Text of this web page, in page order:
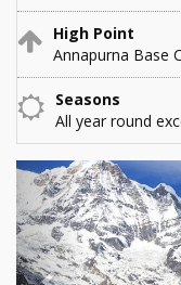
High Point
Annapurna Base
Seasons
All year round